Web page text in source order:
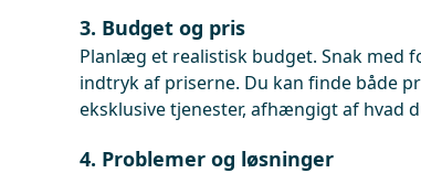
3. Budget og pris
Planlæg et realistisk budget. Snak
indtryk af priserne. Du kan finde både
eksklusive tjenester, afhængigt af hvad
4. Problemer og løsninger